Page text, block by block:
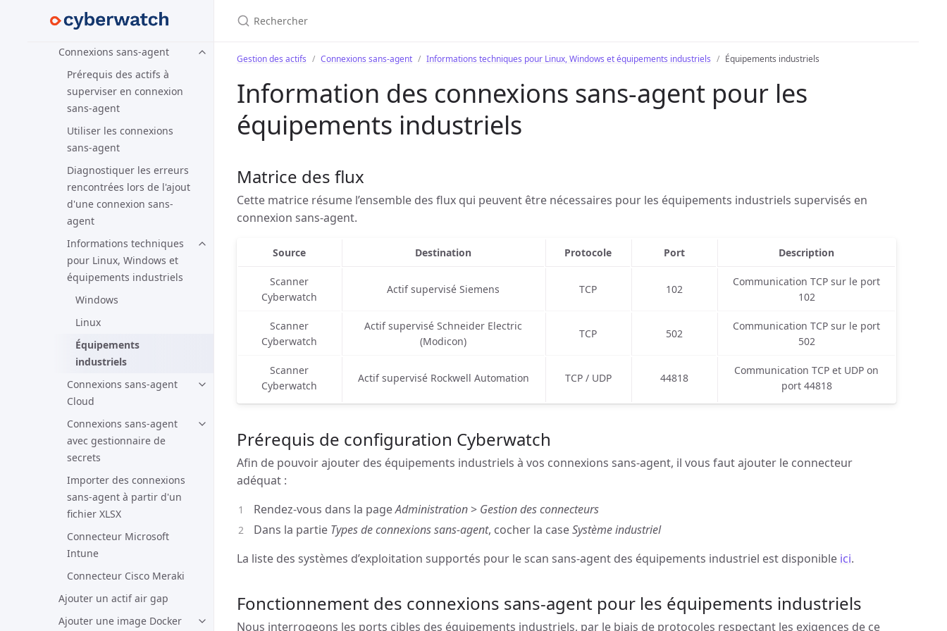
Agent Cyberwatch
Connexions sans-agent
Prérequis des actifs à
superviser en connexion
sans-agent
Utiliser les connexions
sans-agent
Diagnostiquer les erreurs
rencontrées lors de l'ajout
d'une connexion sans-
agent
Informations techniques
pour Linux, Windows et
équipements industriels
Windows
Linux
Équipements
industriels
Connexions sans-agent
Cloud
Connexions sans-agent
avec gestionnaire de
secrets
Importer des connexions
sans-agent à partir d'un
fichier XLSX
Connecteur Microsoft
Intune
Connecteur Cisco Meraki
Ajouter un actif air gap
Ajouter une image Docker
Gestion des actifs Connexions sans-agent Informations techniques pour Linux, Windows et équipements industriels Équipements industriels
Information des connexions sans-agent pour les
équipements industriels
Matrice des flux
Cette matrice résume l’ensemble des flux qui peuvent être nécessaires pour les équipements industriels supervisés en
connexion sans-agent.
Source Destination Protocole Port Description
Scanner
Cyberwatch
Actif supervisé Siemens TCP 102
Communication TCP sur le port
102
Scanner
Cyberwatch
Actif supervisé Schneider Electric
(Modicon)
TCP 502
Communication TCP sur le port
502
Scanner
Cyberwatch
Actif supervisé Rockwell Automation TCP / UDP 44818
Communication TCP et UDP on
port 44818
Prérequis de configuration Cyberwatch
Afin de pouvoir ajouter des équipements industriels à vos connexions sans-agent, il vous faut ajouter le connecteur
adéquat :
Rendez-vous dans la pageAdministration> Gestion des connecteurs
Dans la partie Types de connexions sans-agent, cocher la caseSystème industriel
La liste des systèmes d’exploitation supportés pour le scan sans-agent des équipements industriel est disponible ici.
Fonctionnement des connexions sans-agent pour les équipements industriels
Nous interrogeons les ports cibles des équipements industriels, par le biais de protocoles respectant les exigences de ce